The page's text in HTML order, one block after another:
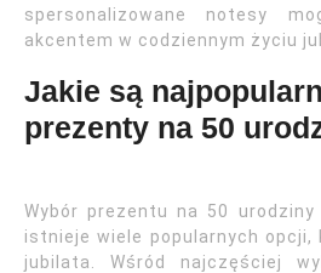
spersonalizowane notesy
akcentem w codziennym życiu
Jakie są
prezenty na 50
Wybór prezentu na 50
istnieje wiele popularnych opcji,
jubilata. Wśród najczęściej